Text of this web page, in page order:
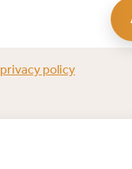
privacy policy